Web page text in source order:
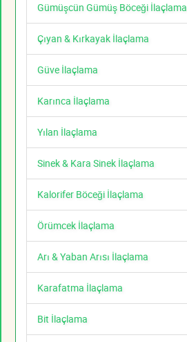
Gümüşcün Gümüş Böceği İlaçlama
Çıyan & Kırkayak İlaçlama
Güve İlaçlama
Karınca İlaçlama
Yılan İlaçlama
Sinek & Kara Sinek İlaçlama
Kalorifer Böceği İlaçlama
Örümcek İlaçlama
Arı & Yaban Arısı İlaçlama
Karafatma İlaçlama
Bit İlaçlama